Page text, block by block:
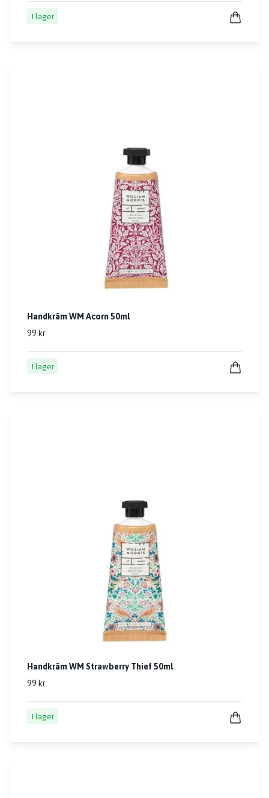
I lager
Handkräm WM Acorn 50ml
99 kr
I lager
Handkräm WM Strawberry Thief 50ml
99 kr
I lager